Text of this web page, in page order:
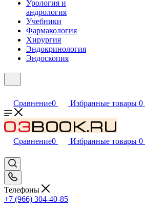
Урология и
андрология
Учебники
Фармакология
Хирургия
Эндокринология
Эндоскопия
Сравнение0 Избранные товары 0
Сравнение0 Избранные товары 0
Телефоны
+7 (966) 304-40-85